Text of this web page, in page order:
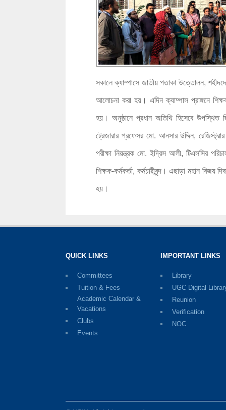
সকালে ক্যাম্পাসে জাতীয় পতাকা উত্তোলন,
আলোচনা করা হয়। এদিন ক্যাম্পাস প্রাঙ্গনে
হয়। অনুষ্ঠানে প্রধান অতিথি হিসেবে উপস্থিত
ট্রেজারার প্রফেসর মো. আনসার উদ্দিন,
পরীক্ষা নিয়ন্ত্রক মো. ইদ্রিস আলী, টিএসসির
শিক্ষক-কর্মকর্তা, কর্মচারীবৃন্দ। এছাড়া মহান বিজয়
হয়।
QUICK LINKS
Committees
Tuition & Fees
Academic Calendar &
Vacations
Clubs
Events
IMPORTANT LINKS
Library
UGC Digital
Reunion
Verification
NOC